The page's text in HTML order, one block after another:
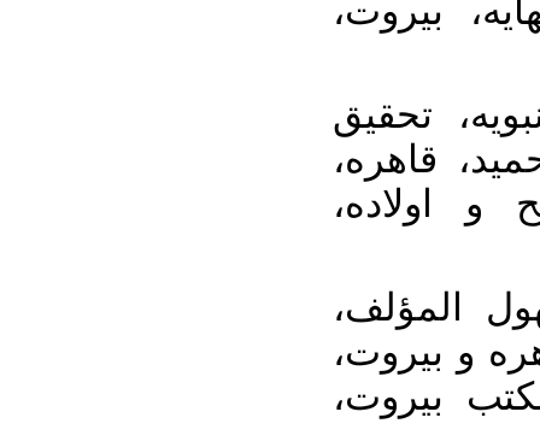
بیروت،
تحقیق
قاهره،
اولاده،
المؤلف،
و بیروت،
بیروت،